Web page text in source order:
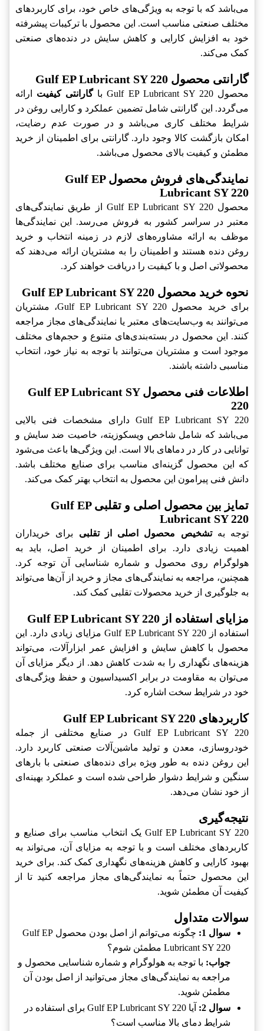
می‌باشد که با توجه به ویژگی‌های خاص خود، برای کاربردهای
مختلف صنعتی مناسب است. این محصول با ترکیبات پیشرفته
خود به افزایش کارایی و کاهش سایش در دنده‌های صنعتی
کمک می‌کند.
گارانتی محصول Gulf EP Lubricant SY 220
محصول Gulf EP Lubricant SY 220 با گارانتی کیفیت ارائه
می‌گردد. این گارانتی شامل تضمین عملکرد و کارایی روغن در
شرایط مختلف کاری می‌باشد و در صورت عدم رضایت،
امکان بازگشت کالا وجود دارد. گارانتی برای اطمینان از خرید
مطمئن و کیفیت بالای محصول می‌باشد.
نمایندگی‌های فروش محصول Gulf EP
Lubricant SY 220
محصول Gulf EP Lubricant SY 220 از طریق نمایندگی‌های
معتبر در سراسر کشور به فروش می‌رسد. این نمایندگی‌ها
موظف به ارائه مشاوره‌های لازم در زمینه انتخاب و خرید
روغن دنده هستند و اطمینان را به مشتریان ارائه می‌دهند که
محصولاتی اصل و با کیفیت را دریافت خواهند کرد.
نحوه خرید محصول Gulf EP Lubricant SY 220
برای خرید محصول Gulf EP Lubricant SY 220، مشتریان
می‌توانند به وب‌سایت‌های معتبر یا نمایندگی‌های مجاز مراجعه
کنند. این محصول در بسته‌بندی‌های متنوع و حجم‌های مختلف
موجود است و مشتریان می‌توانند با توجه به نیاز خود، انتخاب
مناسبی داشته باشند.
اطلاعات فنی محصول Gulf EP Lubricant SY
220
Gulf EP Lubricant SY 220 دارای مشخصات فنی بالایی
می‌باشد که شامل شاخص ویسکوزیته، خاصیت ضد سایش و
توانایی در کار در دماهای بالا است. این ویژگی‌ها باعث می‌شود
که این محصول گزینه‌ای مناسب برای صنایع مختلف باشد.
دانش فنی پیرامون این محصول به انتخاب بهتر کمک می‌کند.
تمایز بین محصول اصلی و تقلبی Gulf EP
Lubricant SY 220
توجه بهتشخیص محصول اصلی از تقلبی برای خریداران
اهمیت زیادی دارد. برای اطمینان از خرید اصل، باید به
هولوگرام روی محصول و شماره شناسایی آن توجه کرد.
همچنین، مراجعه به نمایندگی‌های مجاز و خرید از آن‌ها می‌تواند
به جلوگیری از خرید محصولات تقلبی کمک کند.
مزایای استفاده از Gulf EP Lubricant SY 220
استفاده از Gulf EP Lubricant SY 220 مزایای زیادی دارد. این
محصول با کاهش سایش و افزایش عمر ابزارآلات، می‌تواند
هزینه‌های نگهداری را به شدت کاهش دهد. از دیگر مزایای آن
می‌توان به مقاومت در برابر اکسیداسیون و حفظ ویژگی‌های
خود در شرایط سخت اشاره کرد.
کاربردهای Gulf EP Lubricant SY 220
Gulf EP Lubricant SY 220 در صنایع مختلفی از جمله
خودروسازی، معدن و تولید ماشین‌آلات صنعتی کاربرد دارد.
این روغن دنده به طور ویژه برای دنده‌های صنعتی با بارهای
سنگین و شرایط دشوار طراحی شده است و عملکرد بهینه‌ای
از خود نشان می‌دهد.
نتیجه‌گیری
Gulf EP Lubricant SY 220 یک انتخاب مناسب برای صنایع و
کاربردهای مختلف است و با توجه به مزایای آن، می‌تواند به
بهبود کارایی و کاهش هزینه‌های نگهداری کمک کند. برای خرید
این محصول حتماً به نمایندگی‌های مجاز مراجعه کنید تا از
کیفیت آن مطمئن شوید.
سوالات متداول
سوال 1:
چگونه می‌توانم از اصل بودن محصول Gulf EP
Lubricant SY 220 مطمئن شوم؟
جواب: با توجه به هولوگرام و شماره شناسایی محصول و
مراجعه به نمایندگی‌های مجاز می‌توانید از اصل بودن آن
مطمئن شوید.
سوال 2:
آیا Gulf EP Lubricant SY 220 برای استفاده در
شرایط دمای بالا مناسب است؟